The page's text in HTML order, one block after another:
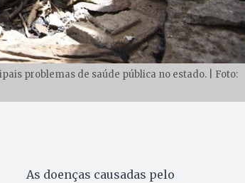
problemas de saúde pública no estado. | Foto:
As doenças causadas pelo